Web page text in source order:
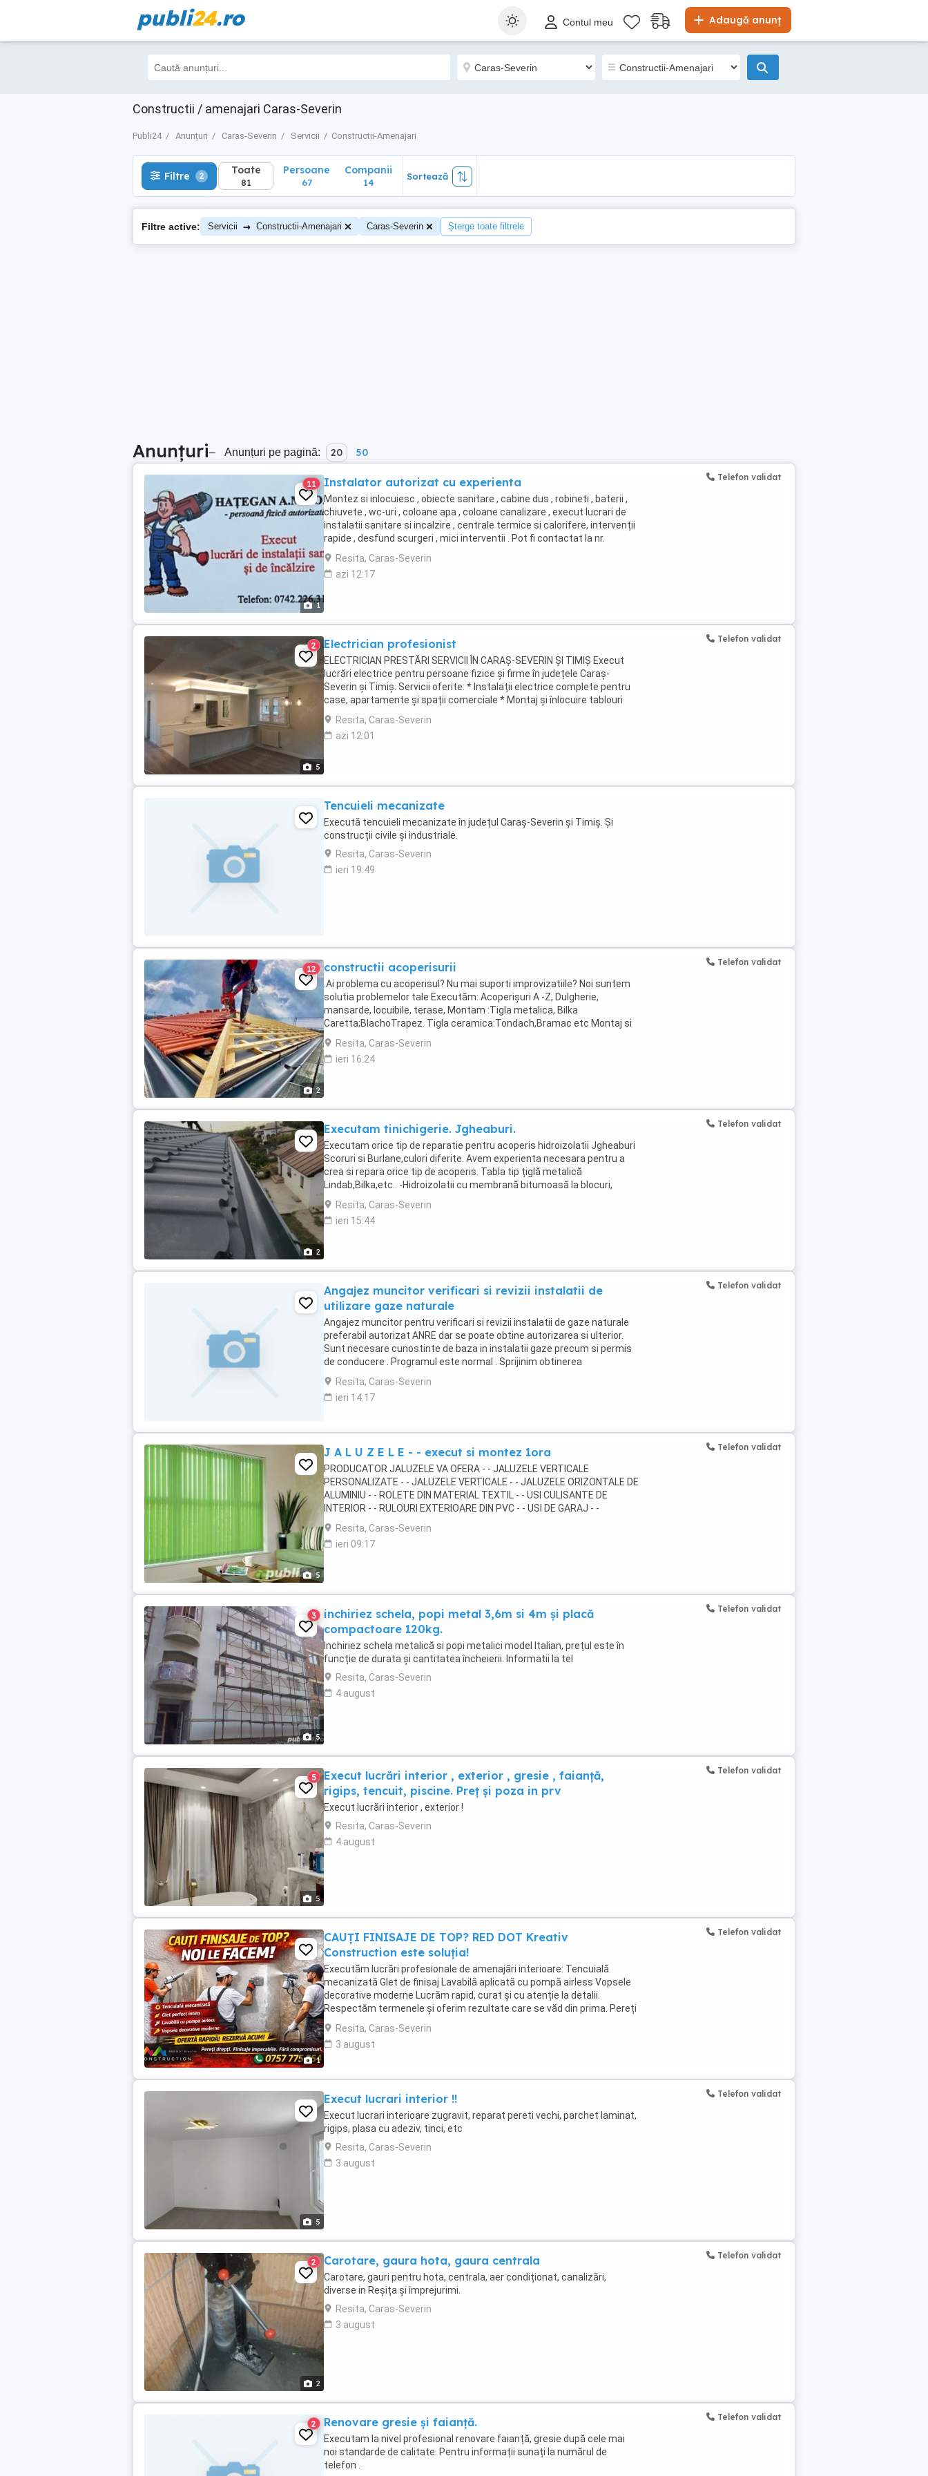
publi24.ro Adaugă anunț
Contul meu
Constructii / amenajari Caras-Severin
Publi24 Anunțuri Caras-Severin Servicii Constructii-Amenajari
Filtre 2 Toate
81
Filtre 2 Toate
81
Persoane
67
Companii
14
Sortează
Filtre active: Servicii → Constructii-Amenajari Caras-Severin Șterge toate filtrele
Anunțuri– Anunțuri pe pagină: 20 50
1
11 Instalator autorizat cu experienta
Montez si inlocuiesc , obiecte sanitare , cabine dus , robineti , baterii ,
chiuvete , wc-uri , coloane apa , coloane canalizare , execut lucrari de
instalatii sanitare si incalzire , centrale termice si calorifere, intervenții
rapide , desfund scurgeri , mici interventii . Pot fi contactat la nr.
telefon; ...
Resita, Caras-Severin
azi 12:17
Telefon validat
5
2 Electrician profesionist
ELECTRICIAN PRESTĂRI SERVICII ÎN CARAȘ-SEVERIN ȘI TIMIȘ Execut
lucrări electrice pentru persoane fizice și firme în județele Caraș-
Severin și Timiș. Servicii oferite: * Instalații electrice complete pentru
case, apartamente și spații comerciale * Montaj și înlocuire tablouri
electrice * Prize, întrerupătoare ...
Resita, Caras-Severin
azi 12:01
Telefon validat
Tencuieli mecanizate
Execută tencuieli mecanizate în județul Caraș-Severin și Timiș. Și
construcții civile și industriale.
Resita, Caras-Severin
ieri 19:49
2
12 constructii acoperisurii
.Ai problema cu acoperisul? Nu mai suporti improvizatiile? Noi suntem
solutia problemelor tale Executăm: Acoperişuri A -Z, Dulgherie,
mansarde, locuibile, terase, Montam :Tigla metalica, Bilka
Caretta;BlachoTrapez. Tigla ceramica:Tondach,Bramac etc Montaj si
reparații accesorii Reparații la ...
Resita, Caras-Severin
ieri 16:24
Telefon validat
2
Executam tinichigerie. Jgheaburi.
Executam orice tip de reparatie pentru acoperis hidroizolatii Jgheaburi
Scoruri si Burlane,culori diferite. Avem experienta necesara pentru a
crea si repara orice tip de acoperis. Tabla tip țiglă metalică
Lindab,Bilka,etc.. -Hidroizolatii cu membrană bitumoasă la blocuri,
terase ,etc - Constructie acoperis ...
Resita, Caras-Severin
ieri 15:44
Telefon validat
Angajez muncitor verificari si revizii instalatii de
utilizare gaze naturale
Angajez muncitor pentru verificari si revizii instalatii de gaze naturale
preferabil autorizat ANRE dar se poate obtine autorizarea si ulterior.
Sunt necesare cunostinte de baza in instalatii gaze precum si permis
de conducere . Programul este normal . Sprijinim obtinerea
autorizatiilor necesare ulterior ...
Resita, Caras-Severin
ieri 14:17
Telefon validat
5
J A L U Z E L E - - execut si montez 1ora
PRODUCATOR JALUZELE VA OFERA - - JALUZELE VERTICALE
PERSONALIZATE - - JALUZELE VERTICALE - - JALUZELE ORIZONTALE DE
ALUMINIU - - ROLETE DIN MATERIAL TEXTIL - - USI CULISANTE DE
INTERIOR - - RULOURI EXTERIOARE DIN PVC - - USI DE GARAJ - -
COPERTINE - - SITE ANTI- INSECTE - - GARANTIE 24 DE LUNI - -
MASURATORILE, ...
Resita, Caras-Severin
ieri 09:17
Telefon validat
5
3
inchiriez schela, popi metal 3,6m si 4m și placă
compactoare 120kg.
Inchiriez schela metalică si popi metalici model Italian, prețul este în
funcție de durata și cantitatea încheierii. Informatii la tel
Resita, Caras-Severin
4 august
Telefon validat
5
5
Execut lucrări interior , exterior , gresie , faianță,
rigips, tencuit, piscine. Preț și poza in prv
Execut lucrări interior , exterior !
Resita, Caras-Severin
4 august
Telefon validat
1
CAUȚI FINISAJE DE TOP? RED DOT Kreativ
Construction este soluția!
Executăm lucrări profesionale de amenajări interioare: Tencuială
mecanizată Glet de finisaj Lavabilă aplicată cu pompă airless Vopsele
decorative moderne Lucrăm rapid, curat și cu atenție la detalii.
Respectăm termenele și oferim rezultate care se văd din prima. Pereți
drepți. Finisaje impecabile. ...
Resita, Caras-Severin
3 august
Telefon validat
5
Execut lucrari interior !!
Execut lucrari interioare zugravit, reparat pereti vechi, parchet laminat,
rigips, plasa cu adeziv, tinci, etc
Resita, Caras-Severin
3 august
Telefon validat
2
2 Carotare, gaura hota, gaura centrala
Carotare, gauri pentru hota, centrala, aer condiționat, canalizări,
diverse in Reșița și împrejurimi.
Resita, Caras-Severin
3 august
Telefon validat
2 Renovare gresie și faianță.
Executam la nivel profesional renovare faianță, gresie după cele mai
noi standarde de calitate. Pentru informații sunați la numărul de
telefon .
Telefon validat